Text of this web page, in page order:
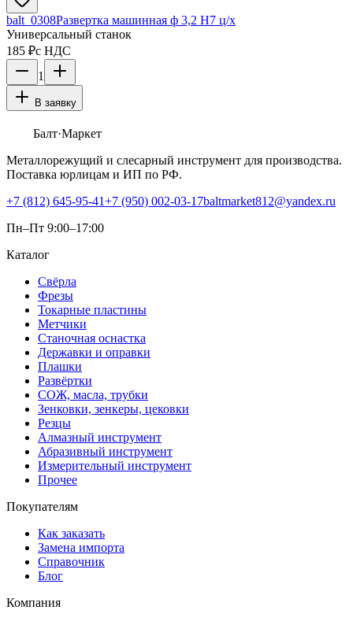
balt_0308Развертка машинная ф 3,2 Н7 ц/х
Универсальный станок
185 ₽с НДС
1
В заявку
Балт·Маркет
Металлорежущий и слесарный инструмент для производства.
Поставка юрлицам и ИП по РФ.
+7 (812) 645-95-41+7 (950) 002-03-17baltmarket812@yandex.ru
Пн–Пт 9:00–17:00
Каталог
Свёрла
Фрезы
Токарные пластины
Метчики
Станочная оснастка
Державки и оправки
Плашки
Развёртки
СОЖ, масла, трубки
Зенковки, зенкеры, цековки
Резцы
Алмазный инструмент
Абразивный инструмент
Измерительный инструмент
Прочее
Покупателям
Как заказать
Замена импорта
Справочник
Блог
Компания